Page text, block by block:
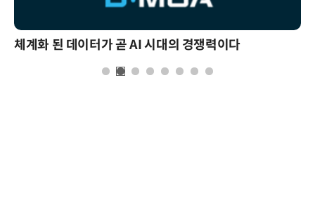
체계화 된 데이터가 곧 AI 시대의 경쟁력이다